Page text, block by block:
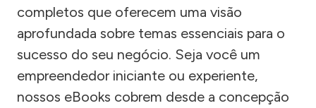
completos que oferecem uma visão
aprofundada sobre temas essenciais para o
sucesso do seu negócio. Seja você um
empreendedor iniciante ou experiente,
nossos eBooks cobrem desde a concepção